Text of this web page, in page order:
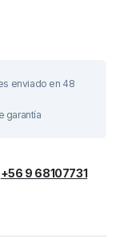
enviado en 48
garantía
+56 9 68107731